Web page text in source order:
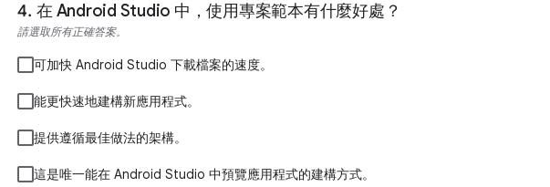
在 Android Studio 中，使用專案範本有什麼好處？
請選取所有正確答案。
可加快 Android Studio 下載檔案的速度。
能更快速地建構新應用程式。
提供遵循最佳做法的架構。
這是唯一能在 Android Studio 中預覽應用程式的建構方式。